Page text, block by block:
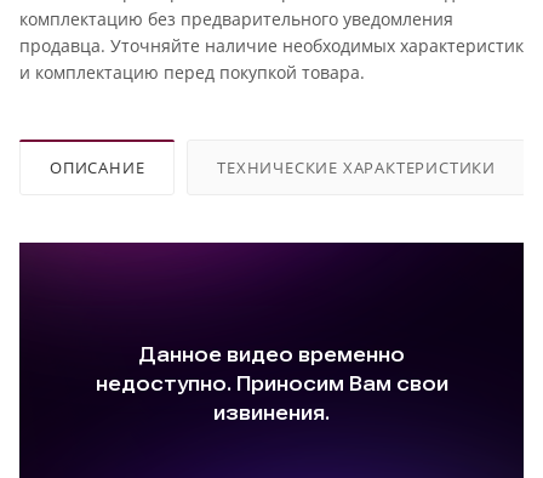
комплектацию без предварительного уведомления
продавца. Уточняйте наличие необходимых характеристик
и комплектацию перед покупкой товара.
ОПИСАНИЕ ТЕХНИЧЕСКИЕ ХАРАКТЕРИСТИКИ